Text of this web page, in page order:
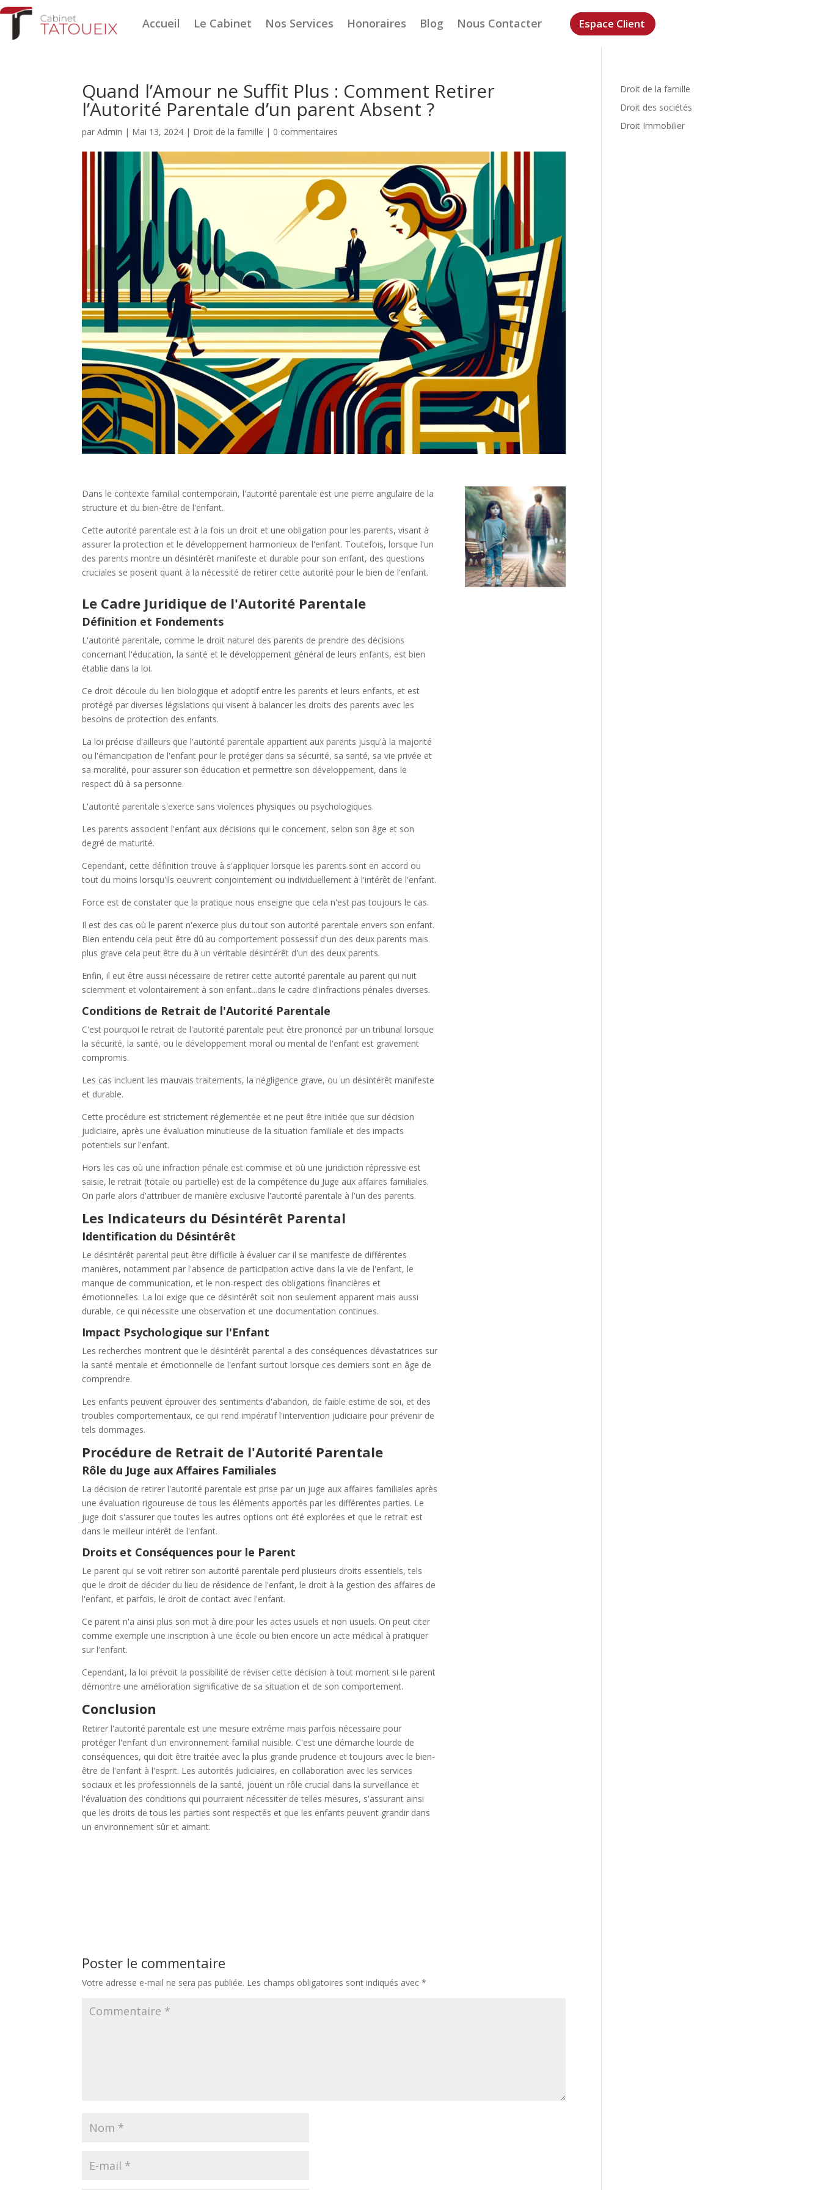
Accueil Le Cabinet Nos Services Honoraires Blog Nous Contacter Espace Client
Quand l’Amour ne Suffit Plus : Comment Retirer
l’Autorité Parentale d’un parent Absent ?
parAdmin | Mai 13, 2024 | Droit de la famille | 0 commentaires
Dans le contexte familial contemporain, l'autorité parentale est une pierre angulaire de la
structure et du bien-être de l'enfant.
Cette autorité parentale est à la fois un droit et une obligation pour les parents, visant à
assurer la protection et le développement harmonieux de l'enfant. Toutefois, lorsque l'un
des parents montre un désintérêt manifeste et durable pour son enfant, des questions
cruciales se posent quant à la nécessité de retirer cette autorité pour le bien de l'enfant.
Le Cadre Juridique de l'Autorité Parentale
Définition et Fondements
L'autorité parentale, comme le droit naturel des parents de prendre des décisions
concernant l'éducation, la santé et le développement général de leurs enfants, est bien
établie dans la loi.
Ce droit découle du lien biologique et adoptif entre les parents et leurs enfants, et est
protégé par diverses législations qui visent à balancer les droits des parents avec les
besoins de protection des enfants.
La loi précise d'ailleurs que l'autorité parentale appartient aux parents jusqu'à la majorité
ou l'émancipation de l'enfant pour le protéger dans sa sécurité, sa santé, sa vie privée et
sa moralité, pour assurer son éducation et permettre son développement, dans le
respect dû à sa personne.
L'autorité parentale s'exerce sans violences physiques ou psychologiques.
Les parents associent l'enfant aux décisions qui le concernent, selon son âge et son
degré de maturité.
Cependant, cette définition trouve à s'appliquer lorsque les parents sont en accord ou
tout du moins lorsqu'ils oeuvrent conjointement ou individuellement à l'intérêt de l'enfant.
Force est de constater que la pratique nous enseigne que cela n'est pas toujours le cas.
Il est des cas où le parent n'exerce plus du tout son autorité parentale envers son enfant.
Bien entendu cela peut être dû au comportement possessif d'un des deux parents mais
plus grave cela peut être du à un véritable désintérêt d'un des deux parents.
Enfin, il eut être aussi nécessaire de retirer cette autorité parentale au parent qui nuit
sciemment et volontairement à son enfant...dans le cadre d'infractions pénales diverses.
Conditions de Retrait de l'Autorité Parentale
C'est pourquoi le retrait de l'autorité parentale peut être prononcé par un tribunal lorsque
la sécurité, la santé, ou le développement moral ou mental de l'enfant est gravement
compromis.
Les cas incluent les mauvais traitements, la négligence grave, ou un désintérêt manifeste
et durable.
Cette procédure est strictement réglementée et ne peut être initiée que sur décision
judiciaire, après une évaluation minutieuse de la situation familiale et des impacts
potentiels sur l'enfant.
Hors les cas où une infraction pénale est commise et où une juridiction répressive est
saisie, le retrait (totale ou partielle) est de la compétence du Juge aux affaires familiales.
On parle alors d'attribuer de manière exclusive l'autorité parentale à l'un des parents.
Les Indicateurs du Désintérêt Parental
Identification du Désintérêt
Le désintérêt parental peut être difficile à évaluer car il se manifeste de différentes
manières, notamment par l'absence de participation active dans la vie de l'enfant, le
manque de communication, et le non-respect des obligations financières et
émotionnelles. La loi exige que ce désintérêt soit non seulement apparent mais aussi
durable, ce qui nécessite une observation et une documentation continues.
Impact Psychologique sur l'Enfant
Les recherches montrent que le désintérêt parental a des conséquences dévastatrices sur
la santé mentale et émotionnelle de l'enfant surtout lorsque ces derniers sont en âge de
comprendre.
Les enfants peuvent éprouver des sentiments d'abandon, de faible estime de soi, et des
troubles comportementaux, ce qui rend impératif l'intervention judiciaire pour prévenir de
tels dommages.
Procédure de Retrait de l'Autorité Parentale
Rôle du Juge aux Affaires Familiales
La décision de retirer l'autorité parentale est prise par un juge aux affaires familiales après
une évaluation rigoureuse de tous les éléments apportés par les différentes parties. Le
juge doit s'assurer que toutes les autres options ont été explorées et que le retrait est
dans le meilleur intérêt de l'enfant.
Droits et Conséquences pour le Parent
Le parent qui se voit retirer son autorité parentale perd plusieurs droits essentiels, tels
que le droit de décider du lieu de résidence de l'enfant, le droit à la gestion des affaires de
l'enfant, et parfois, le droit de contact avec l'enfant.
Ce parent n'a ainsi plus son mot à dire pour les actes usuels et non usuels. On peut citer
comme exemple une inscription à une école ou bien encore un acte médical à pratiquer
sur l'enfant.
Cependant, la loi prévoit la possibilité de réviser cette décision à tout moment si le parent
démontre une amélioration significative de sa situation et de son comportement.
Conclusion
Retirer l'autorité parentale est une mesure extrême mais parfois nécessaire pour
protéger l'enfant d'un environnement familial nuisible. C'est une démarche lourde de
conséquences, qui doit être traitée avec la plus grande prudence et toujours avec le bien-
être de l'enfant à l'esprit. Les autorités judiciaires, en collaboration avec les services
sociaux et les professionnels de la santé, jouent un rôle crucial dans la surveillance et
l'évaluation des conditions qui pourraient nécessiter de telles mesures, s'assurant ainsi
que les droits de tous les parties sont respectés et que les enfants peuvent grandir dans
un environnement sûr et aimant.
Poster le commentaire
Votre adresse e-mail ne sera pas publiée. Les champs obligatoires sont indiqués avec*
Droit de la famille
Droit des sociétés
Droit Immobilier